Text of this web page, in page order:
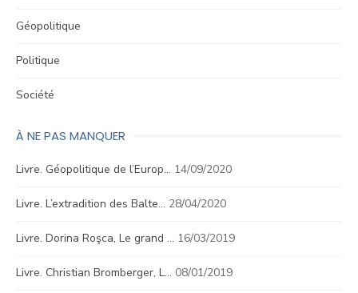
Géopolitique
Politique
Société
À NE PAS MANQUER
Livre. Géopolitique de l’Europ… 14/09/2020
Livre. L’extradition des Balte… 28/04/2020
Livre. Dorina Roşca, Le grand … 16/03/2019
Livre. Christian Bromberger, L… 08/01/2019